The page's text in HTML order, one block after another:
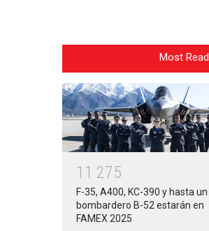
Most Read
1 1 275
F-35, A400, KC-390 y hasta un
bombardero B-52 estarán en
FAMEX 2025